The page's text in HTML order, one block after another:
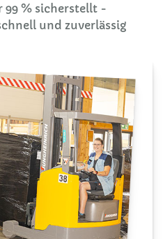
99 % sicherstellt -
und zuverlässig